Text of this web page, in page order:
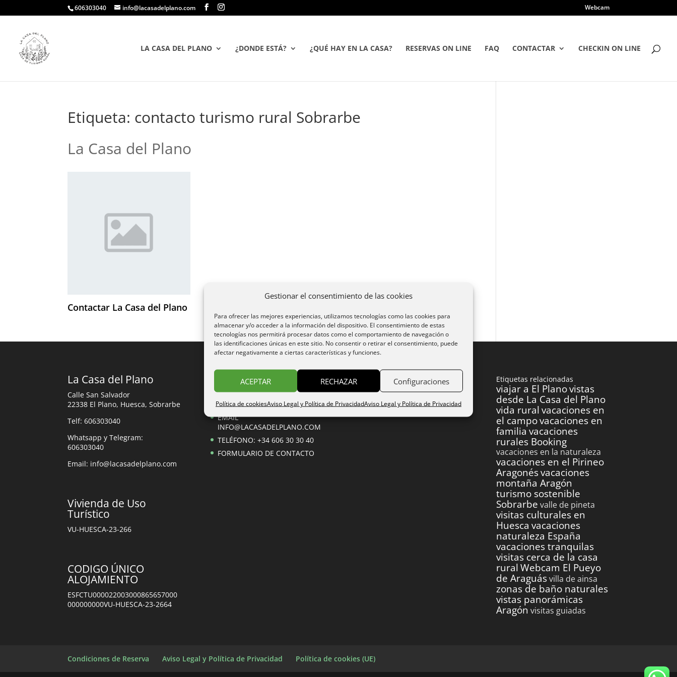
Gestionar el consentimiento de las cookies
Para ofrecer las mejores experiencias, utilizamos tecnologías como las cookies para
almacenar y/o acceder a la información del dispositivo. El consentimiento de estas
tecnologías nos permitirá procesar datos como el comportamiento de navegación o
las identificaciones únicas en este sitio. No consentir o retirar el consentimiento, puede
afectar negativamente a ciertas características y funciones.
ACEPTAR RECHAZAR Configuraciones
Política de cookiesAviso Legal y Política de PrivacidadAviso Legal y Política de Privacidad
606303040 info@lacasadelplano.com Webcam
LA CASA DEL PLANO ¿DONDE ESTÁ? ¿QUÉ HAY EN LA CASA? RESERVAS ON LINE FAQ CONTACTAR CHECKIN ON LINE
Etiqueta: contacto turismo rural Sobrarbe
La Casa del Plano
Contactar La Casa del Plano
La Casa del Plano
Calle San Salvador
22338 El Plano, Huesca, Sobrarbe
Telf: 606303040
Whatsapp y Telegram:
606303040
Email: info@lacasadelplano.com
Vivienda de Uso
Turístico
VU-HUESCA-23-266
CODIGO ÚNICO
ALOJAMIENTO
ESFCTU000022003000865657000
000000000VU-HUESCA-23-2664
Reservas
Reserva on line
EMAIL
INFO@LACASADELPLANO.COM
TELÉFONO: +34 606 30 30 40
FORMULARIO DE CONTACTO
Etiquetas relacionadas
viajar a El Planovistas
desde La Casa del Plano
vida rural vacaciones en
el campovacaciones en
familiavacaciones
rurales Booking
vacaciones en la naturaleza
vacaciones en el Pirineo
Aragonésvacaciones
montaña Aragón
turismo sostenible
Sobrarbe valle de pineta
visitas culturales en
Huesca vacaciones
naturaleza España
vacaciones tranquilas
visitas cerca de la casa
rural Webcam El Pueyo
de Araguásvilla de ainsa
zonas de baño naturales
vistas panorámicas
Aragón visitas guiadas
Condiciones de Reserva Aviso Legal y Política de Privacidad Política de cookies (UE)